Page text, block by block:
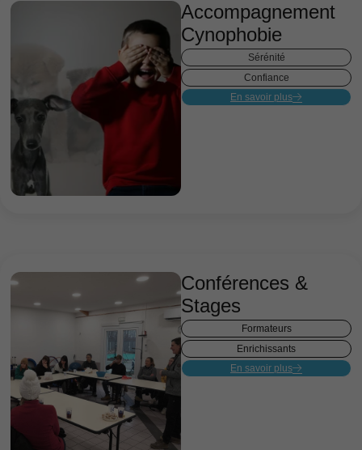
Accompagnement
Cynophobie
Sérénité
Confiance
En savoir plus
Conférences &
Stages
Formateurs
Enrichissants
En savoir plus